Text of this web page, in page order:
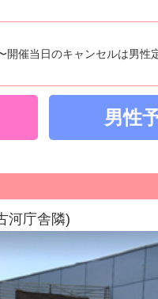
開催当日のキャンセルは男性
男性
河庁舎隣)